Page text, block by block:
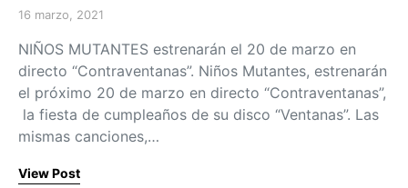
Posted on
16 marzo, 2021
NIÑOS MUTANTES estrenarán el 20 de marzo en
directo “Contraventanas”. Niños Mutantes, estrenarán
el próximo 20 de marzo en directo “Contraventanas”,
la fiesta de cumpleaños de su disco “Ventanas”. Las
mismas canciones,…
View Post